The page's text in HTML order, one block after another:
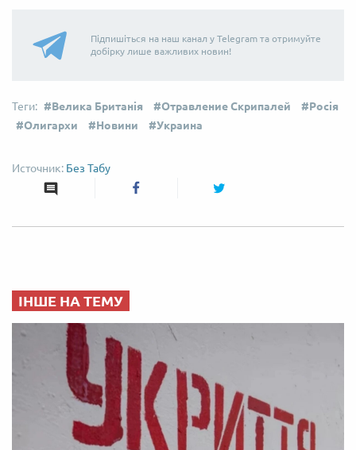
Підпишіться на наш канал у Telegram та отримуйте
добірку лише важливих новин!
Велика Британія Отравление Скрипалей
Росія
Олигархи
Новини Украина
Без Табу
ІНШЕ НА ТЕМУ